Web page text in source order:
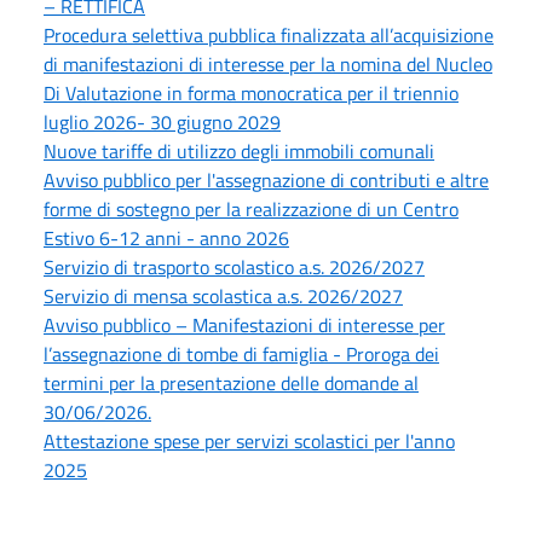
Procedura selettiva pubblica finalizzata all’acquisizione
di manifestazioni di interesse per la nomina del Nucleo
Di Valutazione in forma monocratica per il triennio
luglio 2026- 30 giugno 2029
Nuove tariffe di utilizzo degli immobili comunali
Avviso pubblico per l'assegnazione di contributi e altre
forme di sostegno per la realizzazione di un Centro
Estivo 6-12 anni - anno 2026
Servizio di trasporto scolastico a.s. 2026/2027
Servizio di mensa scolastica a.s. 2026/2027
Avviso pubblico – Manifestazioni di interesse per
l’assegnazione di tombe di famiglia - Proroga dei
termini per la presentazione delle domande al
30/06/2026.
Attestazione spese per servizi scolastici per l'anno
2025